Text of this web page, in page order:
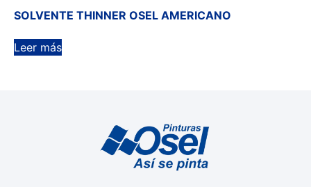
SOLVENTE THINNER OSEL AMERICANO
Leer más